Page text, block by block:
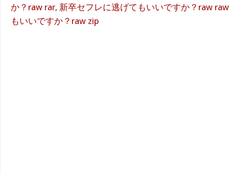
か？raw rar, 新卒セフレに逃げてもいいですか？raw raw
もいいですか？raw zip